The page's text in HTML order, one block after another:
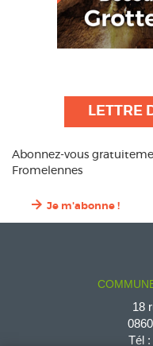
LETTRE
Abonnez-vous
Fromelennes
Je m'abonne !
18
Tél :